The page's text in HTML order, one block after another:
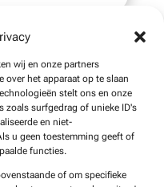
wij en onze partners
het apparaat op te slaan
stelt ons en onze
zoals surfgedrag of unieke ID's
en niet-
u geen toestemming geeft of
functies.
of om specifieke